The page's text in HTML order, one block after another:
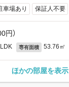
車場あり 保証人不要
円）
専有面積 53.76㎡
ほかの部屋を表示